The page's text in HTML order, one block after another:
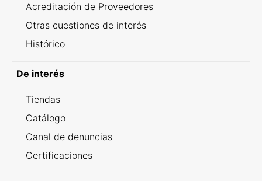
Acreditación de Proveedores
Otras cuestiones de interés
Histórico
De interés
Tiendas
Catálogo
Canal de denuncias
Certificaciones